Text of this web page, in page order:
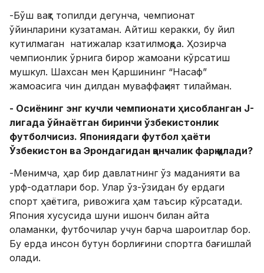
-Бўш вақт топилди дегунча, чемпионат
ўйинларини кузатаман. Айтиш керакки, бу йил
кутилмаган натижалар кзатилмоқда. Ҳозирча
чемпионлик ўрнига бирор жамоани кўрсатиш
мушкул. Шахсан мен Қаршининг “Насаф”
жамоасига чин дилдан муваффақият тилайман.
- Осиёнинг энг кучли чемпионати ҳисобланган J-
лигада ўйнаётган биринчи ўзбекистонлик
футболчисиз. Япониядаги футбол ҳаёти
Ўзбекистон ва Эрондагидан қанчалик фарқ қилади?
-Менимча, ҳар бир давлатнинг ўз маданияти ва
урф-одатлари бор. Улар ўз-ўзидан бу ердаги
спорт ҳаётига, ривожига ҳам таъсир кўрсатади.
Япония хусусида шуни ишонч билан айта
оламанки, футбочилар учун барча шароитлар бор.
Бу ерда инсон бутун борлиғини спортга бағишлай
олади.